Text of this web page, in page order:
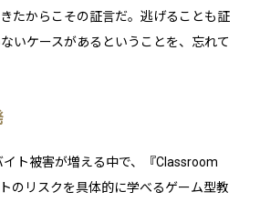
たからこその証言だ。逃げることも証
いケースがあるということを、忘れて
ト被害が増える中で、『Classroom
のリスクを具体的に学べるゲーム型教